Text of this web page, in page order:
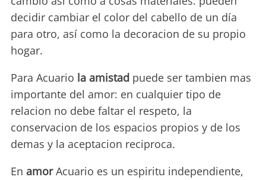
decidir cambiar el color del cabello de un día
para otro, así como la decoracion de su propio
hogar.
Para Acuario la amistad puede ser tambien mas
importante del amor: en cualquier tipo de
relacion no debe faltar el respeto, la
conservacion de los espacios propios y de los
demas y la aceptacion reciproca.
En amorAcuario es un espiritu independiente,